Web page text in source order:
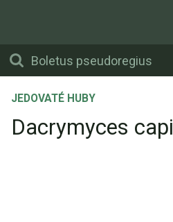
JEDOVATÉ HUBY
Dacrymyces